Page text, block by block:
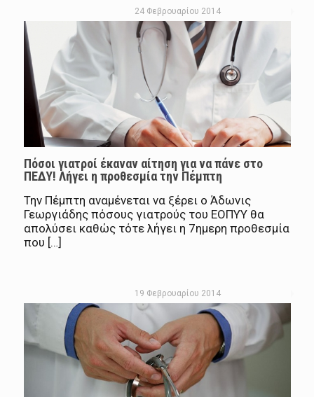
24 Φεβρουαρίου 2014
Πόσοι γιατροί έκαναν αίτηση για να πάνε στο
ΠΕΔΥ! Λήγει η προθεσμία την Πέμπτη
Την Πέμπτη αναμένεται να ξέρει ο Άδωνις
Γεωργιάδης πόσους γιατρούς του ΕΟΠΥΥ θα
απολύσει καθώς τότε λήγει η 7ημερη προθεσμία
που […]
19 Φεβρουαρίου 2014